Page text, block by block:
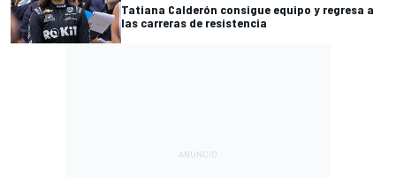
Tatiana Calderón consigue equipo y regresa a
las carreras de resistencia